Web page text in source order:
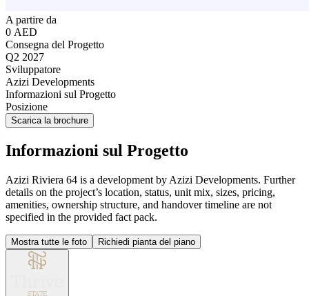
A partire da
0 AED
Consegna del Progetto
Q2 2027
Sviluppatore
Azizi Developments
Informazioni sul Progetto
Posizione
Scarica la brochure
Informazioni sul Progetto
Azizi Riviera 64 is a development by Azizi Developments. Further
details on the project’s location, status, unit mix, sizes, pricing,
amenities, ownership structure, and handover timeline are not
specified in the provided fact pack.
Mostra tutte le foto Richiedi pianta del piano